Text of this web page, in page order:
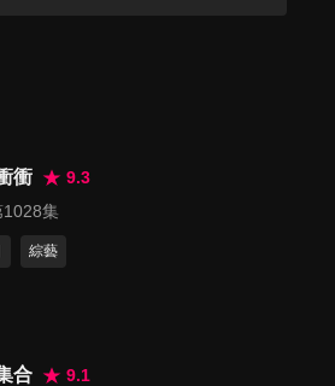
第97集 差多歲夫妻
49 分鐘
衝
9.3
1028集
綜藝
合
9.1